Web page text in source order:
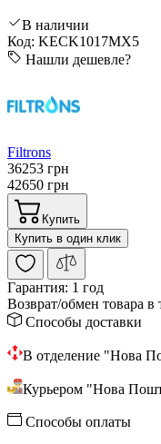
В наличии
Код: KECK1017MX5
Нашли дешевле?
Filtrons
36253 грн
42650 грн
Купить
Купить в один клик
Гарантия: 1 год
Возврат/обмен товара в
Способы доставки
В отделение "Нова
Курьером "Нова
Способы оплаты